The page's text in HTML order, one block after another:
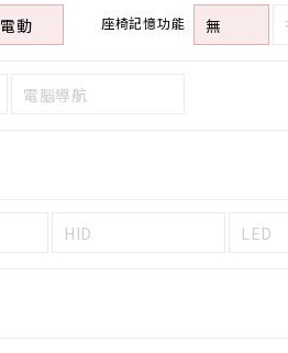
電動 座椅記憶功能 無
電腦導航
HID LED